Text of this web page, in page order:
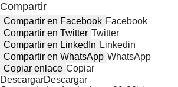
Compartir
Compartir en Facebook Facebook
Compartir en Twitter Twitter
Compartir en LinkedIn Linkedin
Compartir en WhatsApp WhatsApp
Copiar enlace Copiar
DescargarDescargar